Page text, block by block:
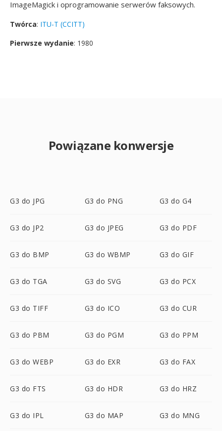
ImageMagick i oprogramowanie serwerów faksowych.
Twórca: ITU-T (CCITT)
Pierwsze wydanie: 1980
Powiązane konwersje
G3 do JPG G3 do PNG G3 do G4
G3 do JP2 G3 do JPEG G3 do PDF
G3 do BMP G3 do WBMP G3 do GIF
G3 do TGA G3 do SVG G3 do PCX
G3 do TIFF G3 do ICO G3 do CUR
G3 do PBM G3 do PGM G3 do PPM
G3 do WEBP G3 do EXR G3 do FAX
G3 do FTS G3 do HDR G3 do HRZ
G3 do IPL G3 do MAP G3 do MNG